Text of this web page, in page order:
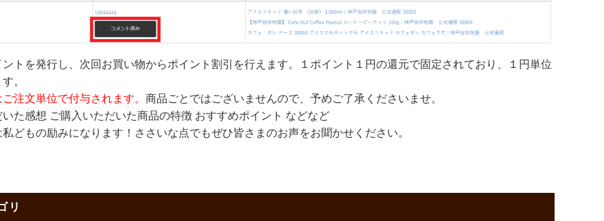
トを発行し、次回お買い物からポイント割引を行えます。１ポイント１円の還元で固定されており、１円単位
。
注文単位で付与されます。 商品ごとではございませんので、予めご了承くださいませ。
た感想 ご購入いただいた商品の特徴 おすすめポイント などなど
どもの励みになります！ささいな点でもぜひ皆さまのお声をお聞かせください。
リ